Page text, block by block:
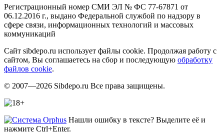
Регистрационный номер СМИ ЭЛ № ФС 77-67871 от
06.12.2016 г., выдано Федеральной службой по надзору в
сфере связи, информационных технологий и массовых
коммуникаций
Сайт sibdepo.ru использует файлы cookie. Продолжая работу с
сайтом, Вы соглашаетесь на сбор и последующую обработку
файлов cookie.
© 2007—2026 Sibdepo.ru Все права защищены.
Нашли ошибку в тексте? Выделите её и
нажмите Ctrl+Enter.